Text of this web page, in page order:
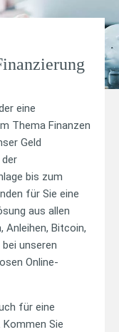
eine
Thema Finanzen
Geld
bis zum
für Sie eine
aus allen
Anleihen, Bitcoin,
bei unseren
Online-
für eine
Sie